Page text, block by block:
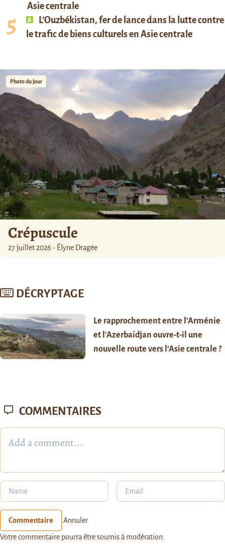
Asie centrale
L’Ouzbékistan, fer de lance dans la lutte contre
le trafic de biens culturels en Asie centrale
Photo du jour
Crépuscule
27 juillet 2026 - Élyne Dragée
DÉCRYPTAGE
Le rapprochement entre l’Arménie
et l’Azerbaïdjan ouvre-t-il une
nouvelle route vers l’Asie centrale ?
COMMENTAIRES
Commentaire Annuler
Votre commentaire pourra être soumis à modération.